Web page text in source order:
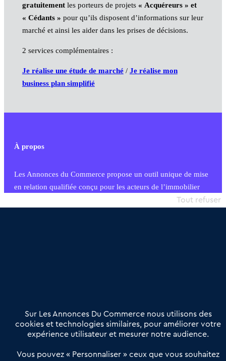
gratuitement les porteurs de projets « Acquéreurs » et
« Cédants » pour qu’ils disposent d’informations sur leur
marché et ainsi les aider dans les prises de décisions.
2 services complémentaires :
Je réalise une étude de marché/ Je réalise mon
business plan simplifié
À propos
Les Annonces du Commerce propose un outil unique de mise
en relation qualifiée conçu pour les acteurs de l’immobilier
commercial et les collectivités territoriales, simple et intégrant
Offres Pro
Actualités
Qui sommes nous ?
Derniers articles
Sur Les Annonces Du Commerce nous utilisons des
cookies et technologies similaires, pour améliorer votre
expérience utilisateur et mesurer notre audience.
Vous pouvez « Personnaliser » ceux que vous souhaitez
Tout refuser